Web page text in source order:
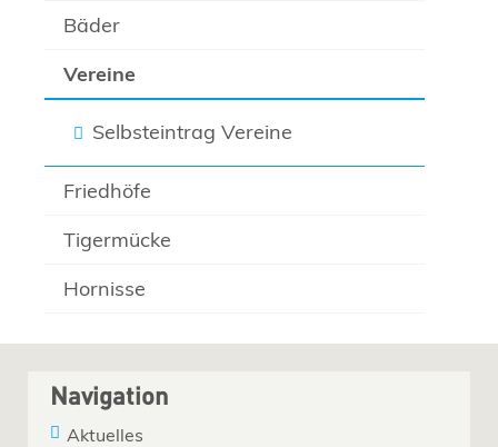
Bäder
Vereine
Selbsteintrag Vereine
Friedhöfe
Tigermücke
Hornisse
Navigation
Aktuelles